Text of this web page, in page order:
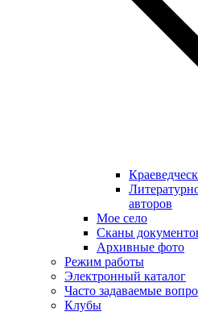
авторов
Мое село
Сканы
Архивные фото
Режим работы
Электронный каталог
Часто задаваемые
Клубы